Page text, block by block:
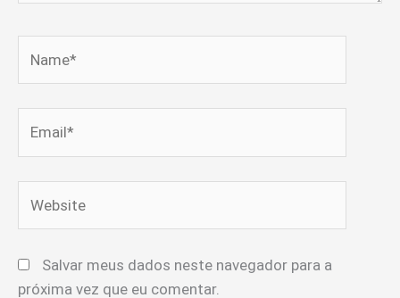
Salvar meus dados neste navegador para a
próxima vez que eu comentar.